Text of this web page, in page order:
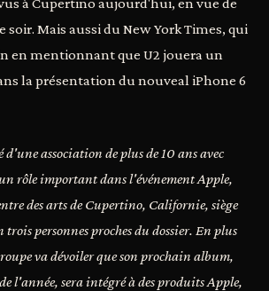
soir. Mais aussi du New York Times, qui
en mentionnant que U2 jouera un
la présentation du nouveal iPhone 6
association de plus de 10 ans avec
rôle important dans l'événement Apple,
des arts de Cupertino, Californie, siège
trois personnes proches du dossier. En plus
va dévoiler que son prochain album,
l'année, sera intégré à des produits Apple,